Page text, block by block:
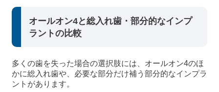
オールオン4と総入れ歯・部分的なインプ
ラントの比較
多くの歯を失った場合の選択肢には、オールオン4のほ
かに総入れ歯や、必要な部分だけ補う部分的なインプラ
ントがあります。